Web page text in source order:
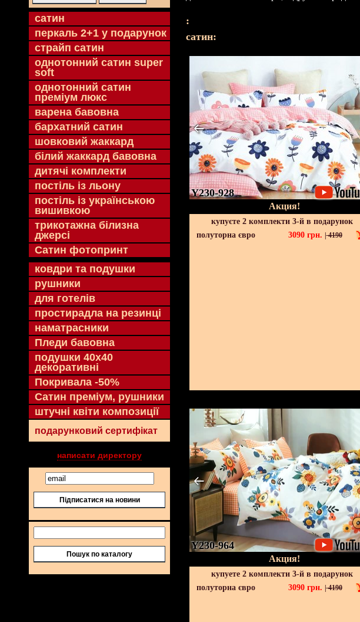
cатин
перкаль 2+1 у подарунок
страйп сатин
однотонний сатин super
soft
однотонний сатин
преміум люкс
варена бавовна
бархатний сатин
шовковий жаккард
білий жаккард бавовна
дитячі комплекти
постіль із льону
постіль із українською
вишивкою
трикотажна білизна
джерсі
Сатин фотопринт
ковдри та подушки
рушники
для готелів
простирадла на резинці
наматрасники
Пледи бавовна
подушки 40х40
декоративні
Покривала -50%
Сатин преміум, рушники
штучні квіти композиції
подарунковий сертифікат
написати директору
Підписатися на новини
Пошук по каталогу
:
cатин:
Y230-928
Акция!
купуєте 2 комплекти 3-й в подарунок
полуторна євро
3090 грн. |4190
Y230-964
Акция!
купуете 2 комплекти 3-й в подарунок
полуторна євро
3090 грн. |4190